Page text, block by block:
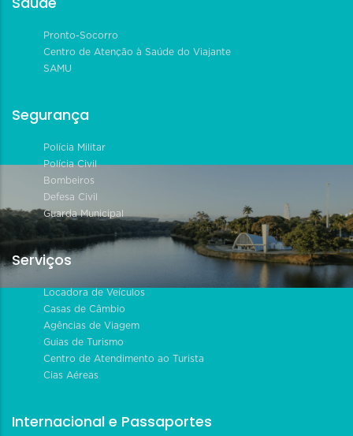
Pronto-Socorro
Centro de Atenção à Saúde do Viajante
SAMU
Segurança
Polícia Militar
Polícia Civil
Bombeiros
Defesa Civil
Guarda Municipal
Serviços
Locadora de Veículos
Casas de Câmbio
Agências de Viagem
Guias de Turismo
Centro de Atendimento ao Turista
Cias Aéreas
Internacional e Passaportes